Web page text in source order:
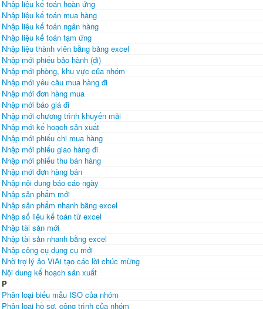
Nhập liệu kế toán hoàn ứng
Nhập liệu kế toán mua hàng
Nhập liệu kế toán ngân hàng
Nhập liệu kế toán tạm ứng
Nhập liệu thành viên bằng bảng excel
Nhập mới phiếu bảo hành (đi)
Nhập mới phòng, khu vực của nhóm
Nhập mới yêu cầu mua hàng đi
Nhập mới đơn hàng mua
Nhập mới báo giá đi
Nhập mới chương trình khuyến mãi
Nhập mới kế hoạch sản xuất
Nhập mới phiếu chi mua hàng
Nhập mới phiếu giao hàng đi
Nhập mới phiếu thu bán hàng
Nhập mới đơn hàng bán
Nhập nội dung báo cáo ngày
Nhập sản phẩm mới
Nhập sản phẩm nhanh bằng excel
Nhập số liệu kế toán từ excel
Nhập tài sản mới
Nhập tài sản nhanh bằng excel
Nhập công cụ dụng cụ mới
Nhờ trợ lý ảo ViAi tạo các lời chúc mừng
Nội dung kế hoạch sản xuất
P
Phân loại biểu mẫu ISO của nhóm
Phân loại hồ sơ, công trình của nhóm